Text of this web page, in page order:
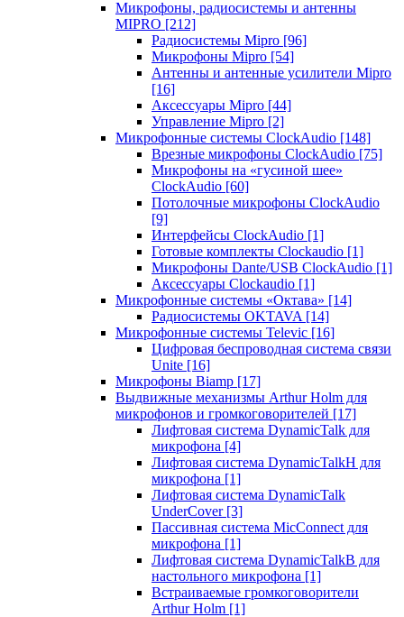
Микрофоны, радиосистемы и антенны
MIPRO [212]
Радиосистемы Mipro [96]
Микрофоны Mipro [54]
Антенны и антенные усилители Mipro
[16]
Аксессуары Mipro [44]
Управление Mipro [2]
Микрофонные системы ClockAudio [148]
Врезные микрофоны ClockAudio [75]
Микрофоны на «гусиной шее»
ClockAudio [60]
Потолочные микрофоны ClockAudio
[9]
Интерфейсы ClockAudio [1]
Готовые комплекты Clockaudio [1]
Микрофоны Dante/USB ClockAudio [1]
Аксессуары Clockaudio [1]
Микрофонные системы «Октава» [14]
Радиосистемы OKTAVA [14]
Микрофонные системы Televic [16]
Цифровая беспроводная система связи
Unite [16]
Микрофоны Biamp [17]
Выдвижные механизмы Arthur Holm для
микрофонов и громкоговорителей [17]
Лифтовая система DynamicTalk для
микрофона [4]
Лифтовая система DynamicTalkH для
микрофона [1]
Лифтовая система DynamicTalk
UnderCover [3]
Пассивная система MicConnect для
микрофона [1]
Лифтовая система DynamicTalkB для
настольного микрофона [1]
Встраиваемые громкоговорители
Arthur Holm [1]